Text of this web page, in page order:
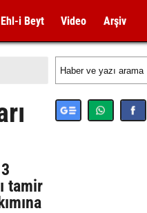
Ehl-i Beyt Video Arşiv
tamir